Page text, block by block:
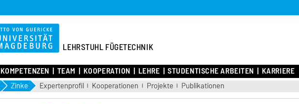
LEHRSTUHL FÜGETECHNIK
KOMPETENZEN TEAM KOOPERATION LEHRE STUDENTISCHE ARBEITEN KARRIERE
Zinke Expertenprofil Kooperationen Projekte Publikationen